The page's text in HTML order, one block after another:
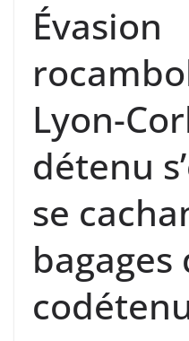
Évasion
Lyon-
détenu
se
bagages